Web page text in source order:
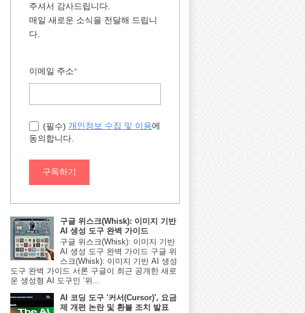
주셔서 감사드립니다.
매일 새로운 소식을 전달해 드립니
다.
이메일 주소*
(필수) 개인정보 수집 및 이용에
동의합니다.
구독하기
구글 위스크(Whisk): 이미지 기반
AI 생성 도구 완벽 가이드
구글 위스크(Whisk): 이미지 기반
AI 생성 도구 완벽 가이드 구글 위
스크(Whisk): 이미지 기반 AI 생성
도구 완벽 가이드 서론 구글이 최근 공개한 새로
운 생성형 AI 도구인 ‘위...
AI 코딩 도구 '커서(Cursor)', 요금
제 개편 논란 및 환불 조치 발표